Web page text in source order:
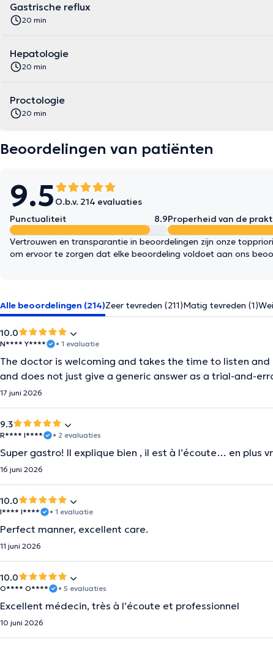
Gastrische reflux
20 min
Hepatologie
20 min
Proctologie
20 min
Beoordelingen van patiënten
9.5 O.b.v. 214 evaluaties
Punctualiteit
8.9Properheid van de
Vertrouwen en transparantie in beoordelingen zijn onze
om ervoor te zorgen dat elke beoordeling voldoet aan ons
Alle beoordelingen (214)Zeer tevreden (211)Matig tevreden (1)
10.0
N**** Y**** • 1 evaluatie
The doctor is welcoming and takes the time to listen
and does not just give a generic answer as a trial-and-
17 juni 2026
9.3
R**** I**** • 2 evaluaties
Super gastro! Il explique bien , il est à l’écoute… en plus
16 juni 2026
10.0
I**** I**** • 1 evaluatie
Perfect manner, excellent care.
11 juni 2026
10.0
O**** O**** • 5 evaluaties
Excellent médecin, très à l’écoute et professionnel
10 juni 2026